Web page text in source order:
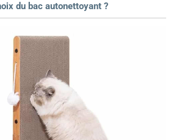
du bac autonettoyant ?